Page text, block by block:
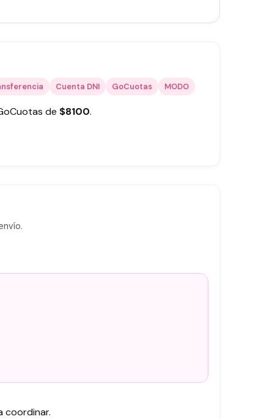
Cuenta DNI GoCuotas MODO
de $8100.
coordinar.